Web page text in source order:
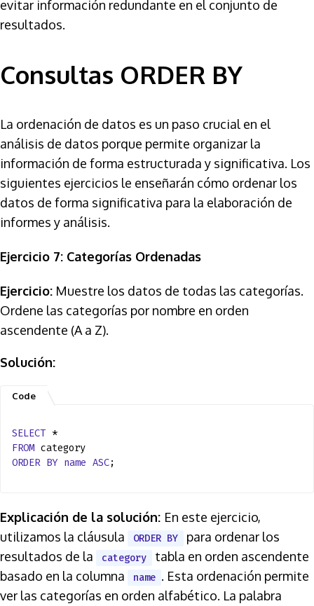
evitar información redundante en el conjunto de
resultados.
Consultas ORDER BY
La ordenación de datos es un paso crucial en el
análisis de datos porque permite organizar la
información de forma estructurada y significativa. Los
siguientes ejercicios le enseñarán cómo ordenar los
datos de forma significativa para la elaboración de
informes y análisis.
Ejercicio 7: Categorías Ordenadas
Ejercicio: Muestre los datos de todas las categorías.
Ordene las categorías por nombre en orden
ascendente (A a Z).
Solución:
SELECT *
FROM category
ORDER BY name ASC;
Explicación de la solución: En este ejercicio,
utilizamos la cláusula
ORDER BY
para ordenar los
resultados de la
category
tabla en orden ascendente
basado en la columna
name . Esta ordenación permite
ver las categorías en orden alfabético. La palabra